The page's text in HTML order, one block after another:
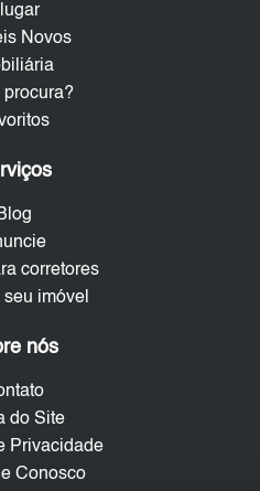
Novos
procura?
corretores
imóvel
nós
do Site
Privacidade
Conosco